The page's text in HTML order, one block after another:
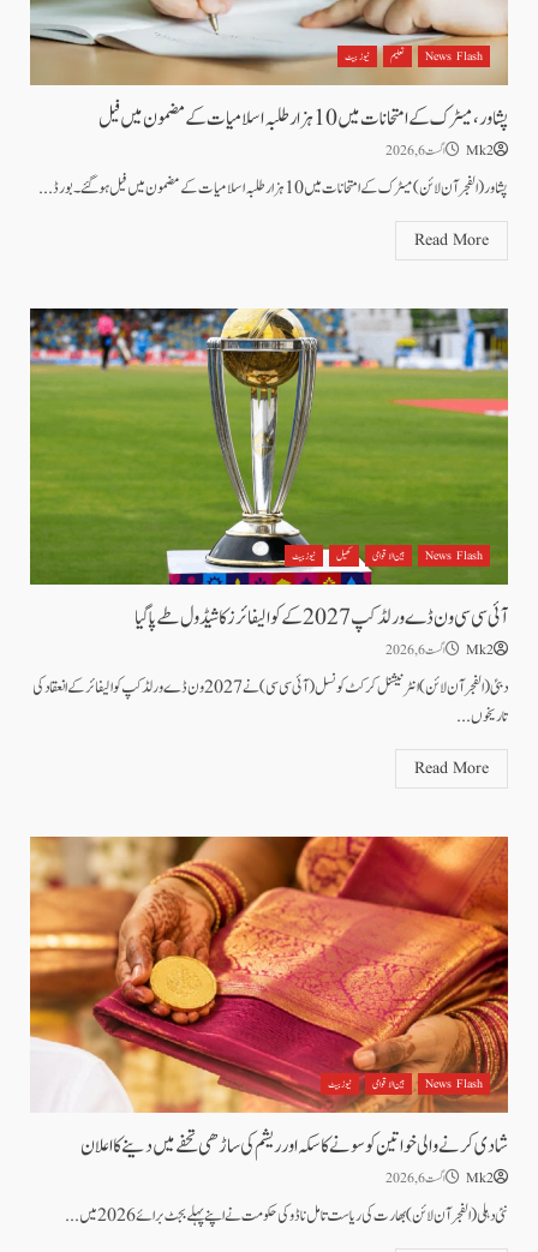
News Flash تعلیم نیوز بیٹ
پشاور، میٹرک کے امتحانات میں 10 ہزار طلبہ اسلامیات کے مضمون میں فیل
Mk2 اگست 6, 2026
پشاور(الفجر آن لائن) میٹرک کے امتحانات میں 10 ہزار طلبہ اسلامیات کے مضمون میں فیل ہوگئے۔ بورڈ...
Read More
News Flash بین الاقوامی کھیل نیوز بیٹ
آئی سی سی ون ڈے ورلڈکپ 2027 کے کوالیفائرز کا شیڈول طے پاگیا
Mk2 اگست 6, 2026
دبئی (الفجرآن لائن) انٹرنیشنل کرکٹ کونسل(آئی سی سی)نے 2027 ون ڈے ورلڈکپ کوالیفائر کے انعقاد کی
تاریخوں...
Read More
News Flash بین الاقوامی نیوز بیٹ
شادی کرنے والی خواتین کو سونے کا سکہ اور ریشم کی ساڑھی تحفے میں دینے کا اعلان
Mk2 اگست 6, 2026
نئی دہلی(الفجر آن لائن)بھارت کی ریاست تامل ناڈو کی حکومت نے اپنے پہلے بجٹ برائے 2026 میں...